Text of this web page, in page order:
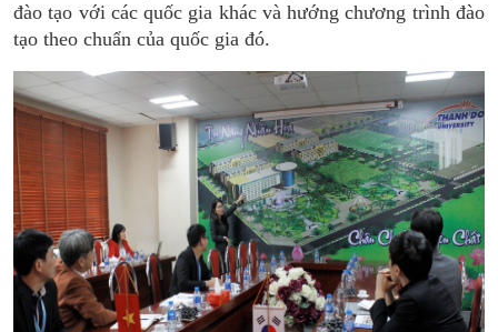
đào tạo với các quốc gia khác và hướng chương trình đào
tạo theo chuẩn của quốc gia đó.